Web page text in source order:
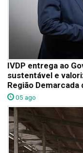
IVDP entrega ao
sustentável e
Região Demarcada
05 ago